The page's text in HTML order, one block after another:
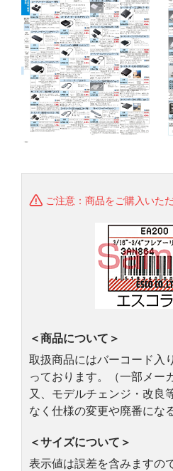
ご注意：商品をご購入いた
＜商品について＞
取扱商品にはバーコード入
っております。（一部メー
又、モデルチェンジ・改良
なく仕様の変更や廃番にな
＜サイズについて＞
表示値は誤差を含みますの